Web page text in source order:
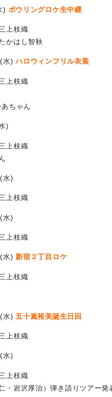
) ボウリングロケ生中継
上枝織
かはし智秋
(水)ハロウィンフリル衣装
上枝織
ちゃん
)
上枝織
水)
上枝織
水)
上枝織
(水)新宿２丁目ロケ
上枝織
(水)五十嵐裕美誕生日回
上枝織
水)
上枝織
岩沢厚治）弾き語りツアー発